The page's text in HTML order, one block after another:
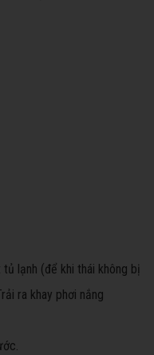
lạnh (để khi thái không bị
ra khay phơi nắng